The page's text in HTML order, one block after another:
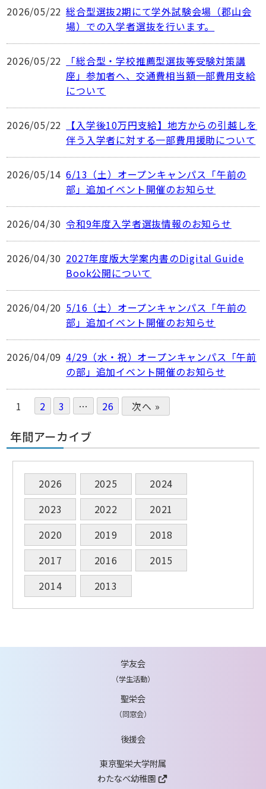
2026/05/22 総合型選抜2期にて学外試験会場（郡山会
場）での入学者選抜を行います。
2026/05/22
「総合型・学校推薦型選抜等受験対策講
座」参加者へ、交通費相当額一部費用支給
について
2026/05/22
【入学後10万円支給】地方からの引越しを
伴う入学者に対する一部費用援助について
2026/05/14 6/13（土）オープンキャンパス「午前の
部」追加イベント開催のお知らせ
2026/04/30 令和9年度入学者選抜情報のお知らせ
2026/04/30 2027年度版大学案内書のDigital Guide
Book公開について
2026/04/20 5/16（土）オープンキャンパス「午前の
部」追加イベント開催のお知らせ
2026/04/09 4/29（水・祝）オープンキャンパス「午前
の部」追加イベント開催のお知らせ
1 2 3 … 26 次へ »
年間アーカイブ
2026 2025
2024
2023
2022
2021
2020
2019
2018
2017
2016
2015
2014
2013
学友会
（学生活動）
聖栄会
（同窓会）
後援会
東京聖栄大学附属
わたなべ幼稚園